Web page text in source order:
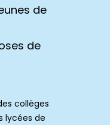
de
de
collèges
lycées de